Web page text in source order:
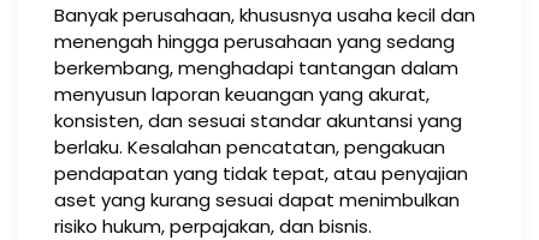
Banyak perusahaan, khususnya usaha kecil dan
menengah hingga perusahaan yang sedang
berkembang, menghadapi tantangan dalam
menyusun laporan keuangan yang akurat,
konsisten, dan sesuai standar akuntansi yang
berlaku. Kesalahan pencatatan, pengakuan
pendapatan yang tidak tepat, atau penyajian
aset yang kurang sesuai dapat menimbulkan
risiko hukum, perpajakan, dan bisnis.